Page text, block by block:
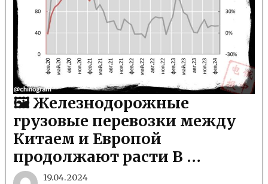
🖼 Железнодорожные
грузовые перевозки между
Китаем и Европой
продолжают расти В …
19.04.2024